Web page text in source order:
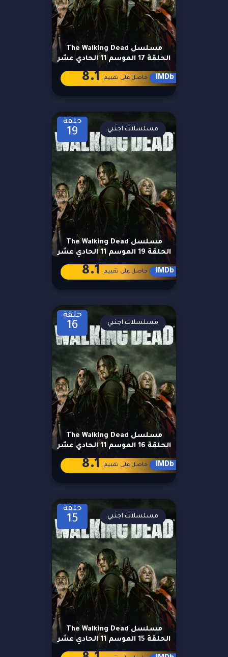
مسلسل The Walking Dead
الحلقة 17 الموسم 11 الحادي عشر
IMDb حاصل على تقييم 8.1
حلقة
19
مسلسل The Walking Dead
الحلقة 19 الموسم 11 الحادي عشر
مسلسلات اجنبي
IMDb حاصل على تقييم 8.1
حلقة
16
مسلسل The Walking Dead
الحلقة 16 الموسم 11 الحادي عشر
مسلسلات اجنبي
IMDb حاصل على تقييم 8.1
حلقة
15
مسلسل The Walking Dead
الحلقة 15 الموسم 11 الحادي عشر
مسلسلات اجنبي